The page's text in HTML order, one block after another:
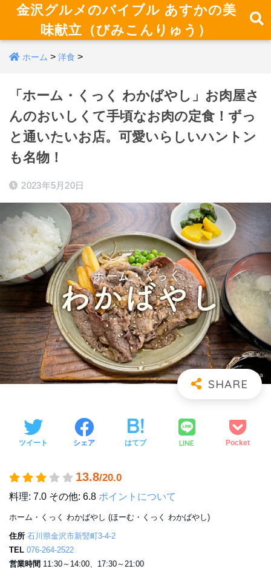
金沢グルメのバイブル あすかの美
味献立（びみこんりゅう）
ホーム > 洋食 >
「ホーム・くっく わかばやし」お肉屋さ
んのおいしくて手頃なお肉の定食！ずっ
と通いたいお店。可愛いらしいハントン
も名物！
2023年5月20日
ツイート シェア はてブ LINE Pocket
13.8/20.0
料理: 7.0 その他: 6.8 ポイントについて
ホーム・くっく わかばやし (ほーむ・くっく わかばやし)
住所 石川県金沢市新竪町3-4-2
TEL 076-264-2522
営業時間 11:30～14:00、17:30～21:00